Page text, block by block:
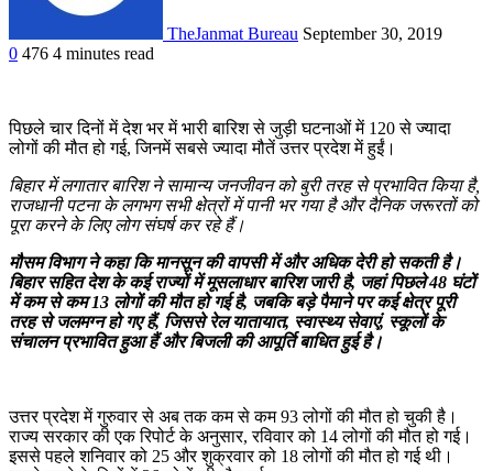
TheJanmat Bureau September 30, 2019
0 476 4 minutes read
पिछले चार दिनों में देश भर में भारी बारिश से जुड़ी घटनाओं में 120 से ज्यादा
लोगों की मौत हो गई, जिनमें सबसे ज्यादा मौतें उत्तर प्रदेश में हुईं।
बिहार में लगातार बारिश ने सामान्य जनजीवन को बुरी तरह से प्रभावित किया है,
राजधानी पटना के लगभग सभी क्षेत्रों में पानी भर गया है और दैनिक जरूरतों को
पूरा करने के लिए लोग संघर्ष कर रहे हैं।
मौसम विभाग ने कहा कि मानसून की वापसी में और अधिक देरी हो सकती है।
बिहार सहित देश के कई राज्यों में मूसलाधार बारिश जारी है, जहां पिछले 48 घंटों
में कम से कम 13 लोगों की मौत हो गई है, जबकि बड़े पैमाने पर कई क्षेत्र पूरी
तरह से जलमग्न हो गए हैं, जिससे रेल यातायात, स्वास्थ्य सेवाएं, स्कूलों के
संचालन प्रभावित हुआ हैं और बिजली की आपूर्ति बाधित हुई है।
उत्तर प्रदेश में गुरुवार से अब तक कम से कम 93 लोगों की मौत हो चुकी है।
राज्य सरकार की एक रिपोर्ट के अनुसार, रविवार को 14 लोगों की मौत हो गई।
इससे पहले शनिवार को 25 और शुक्रवार को 18 लोगों की मौत हो गई थी।